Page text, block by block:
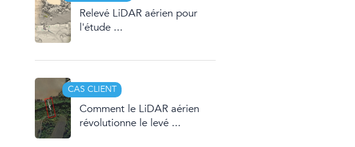
Relevé LiDAR aérien pour
l'étude ...
CAS CLIENT
Comment le LiDAR aérien
révolutionne le levé ...